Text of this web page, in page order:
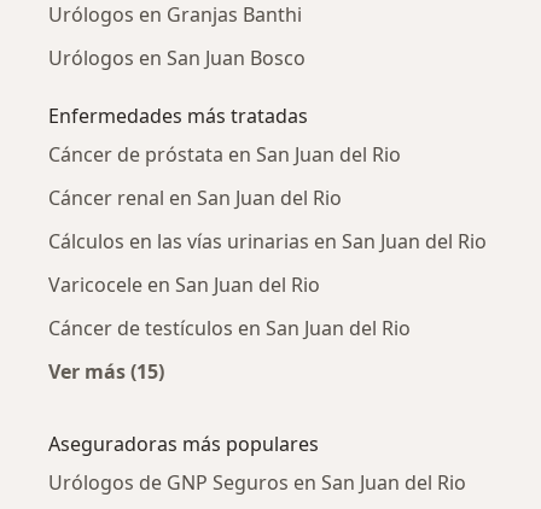
Urólogos en Granjas Banthi
Urólogos en San Juan Bosco
Enfermedades más tratadas
Cáncer de próstata en San Juan del Rio
Cáncer renal en San Juan del Rio
Cálculos en las vías urinarias en San Juan del Rio
Varicocele en San Juan del Rio
Cáncer de testículos en San Juan del Rio
Ver más (15)
Aseguradoras más populares
Urólogos de GNP Seguros en San Juan del Rio